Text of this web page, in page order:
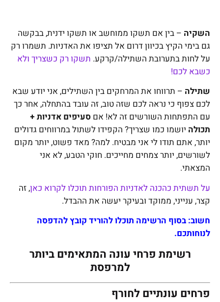
השקיה – בין אם תשקו ממוחשב או תשקו ידנית, בבקשה
גם בימי הקיץ בכיוון דרום אל תציפו את האדניות. תשמרו רק
על לחות בתערובת השתילה/קרקע. תשקו רק כשצריך ולא
כשבא לכם!
שתילה – תרווחו את המרחקים בין השתילים, אני יודע שבא
לכם צפוף כי נראה לכם שזה טוב, זה עובד בהתחלה, אחר כך
עם התפתחות השורשים זה לא! אם סעיפים אדניות +
תכולה יושמו כמו שצריך? הקפידו לשתול במרווחים גדולים
יותר, אתם תודו לי אני מבטיח. למה? מאד פשוט, יותר מקום
לשורשים, יותר צמחים מחייכים. חוקי הטבע, לא אני
המצאתי.
על תשתית כהכנה לאדניות הפורחות תוכלו לקרוא כאן, זה
קצר, ענייני, ממוקד ובעיקר יעשה את ההבדל.
חשוב: בסוף הרשימה תוכלו להוריד קובץ להדפסה
לנוחותכם.
רשימת פרחי עונה המתאימים ביותר
למרפסת
פרחים עונתיים לחורף